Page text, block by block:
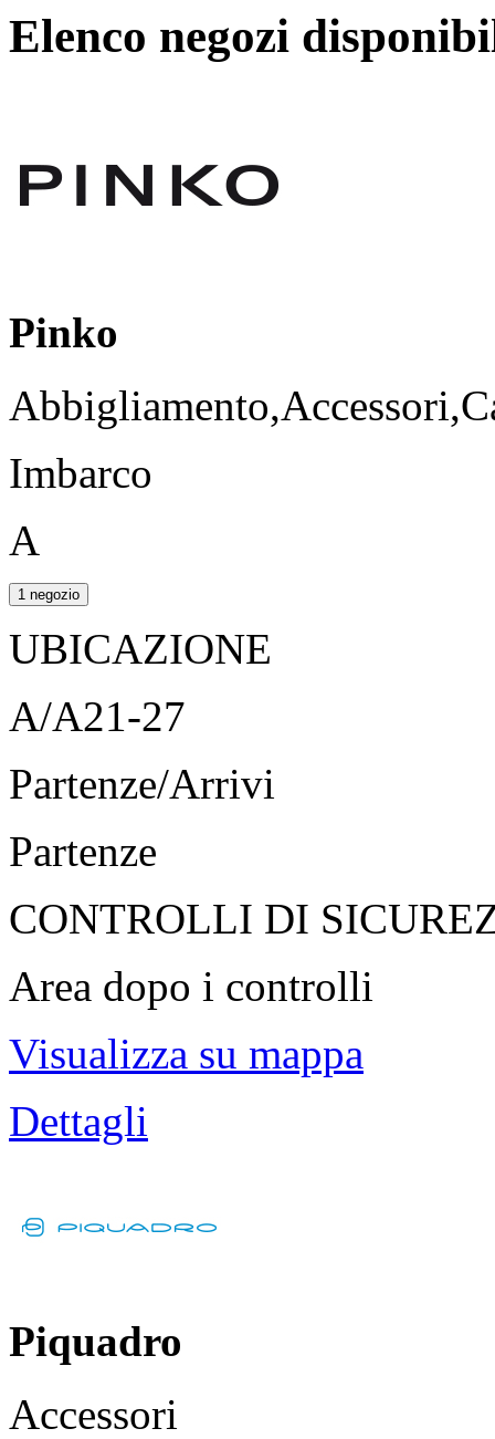
Elenco negozi
Pinko
Imbarco
A
1 negozio
UBICAZIONE
A/A21-27
Partenze/Arrivi
Partenze
CONTROLLI DI
Area dopo i controlli
Visualizza su mappa
Dettagli
Piquadro
Accessori